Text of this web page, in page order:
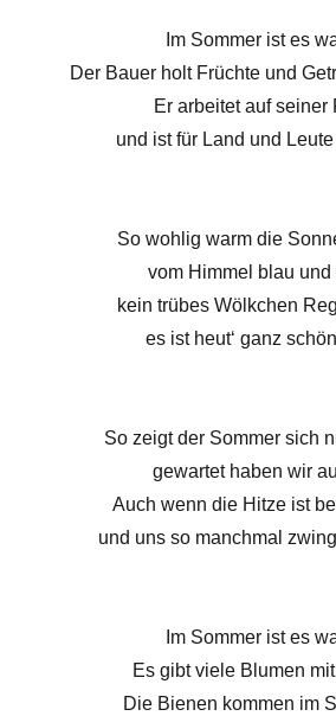
Im Sommer ist es
Der Bauer holt Früchte und
Er arbeitet auf seiner
und ist für Land und
So wohlig warm die
vom Himmel blau und
kein trübes Wölkchen
es ist heut‘ ganz
So zeigt der Sommer sich
gewartet haben wir
Auch wenn die Hitze ist
und uns so manchmal
Im Sommer ist es
Es gibt viele Blumen
Die Bienen kommen im